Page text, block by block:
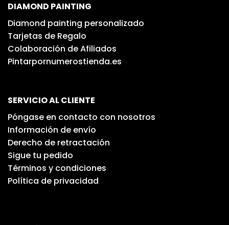
DIAMOND PAINTING
Diamond painting personalizado
Tarjetas de Regalo
Colaboración de Afiliados
Pintarpornumerostienda.es
SERVICIO AL CLIENTE
Póngase en contacto con nosotros
Información de envío
Derecho de retractación
Sigue tu pedido
Términos y condiciones
Política de privacidad